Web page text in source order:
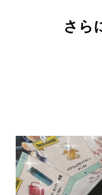
さら